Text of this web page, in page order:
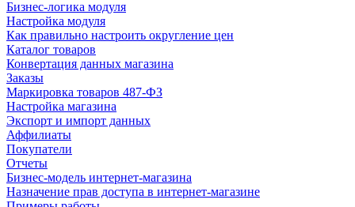
Бизнес-логика модуля
Настройка модуля
Как правильно настроить округление цен
Каталог товаров
Конвертация данных магазина
Заказы
Маркировка товаров 487-ФЗ
Настройка магазина
Экспорт и импорт данных
Аффилиаты
Покупатели
Отчеты
Бизнес-модель интернет-магазина
Назначение прав доступа в интернет-магазине